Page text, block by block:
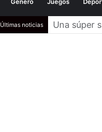
Últimas noticias Scioli